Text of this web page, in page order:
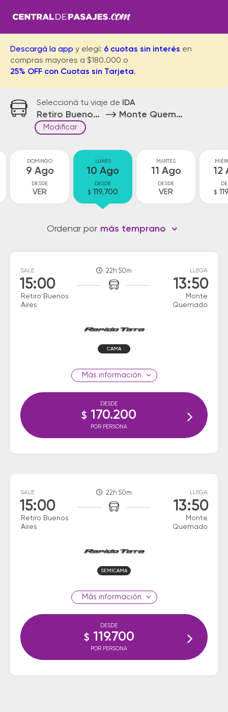
Descargá la app y elegí: 6 cuotas sin interés en
compras mayores a $180.000 o
25% OFF con Cuotas sin Tarjeta.
Seleccioná tu viaje de IDA
Retiro Buenos Aires Monte Quemado
Modificar
DOMINGO
9 Ago
DESDE
VER
LUNES
10 Ago
DESDE
$ 119.700
MARTES
11 Ago
DESDE
VER
12
$
Ordenar por más temprano
SALE
15:00
Retiro Buenos
Aires
22h 50m LLEGA
13:50
Monte
Quemado
CAMA
información
DESDE
$ 170.200
POR PERSONA
SALE
15:00
Retiro Buenos
Aires
22h 50m LLEGA
13:50
Monte
Quemado
SEMICAMA
información
DESDE
$ 119.700
POR PERSONA